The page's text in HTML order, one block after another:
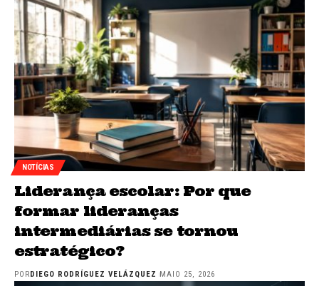
NOTÍCIAS
Liderança escolar: Por que
formar lideranças
intermediárias se tornou
estratégico?
PORDIEGO RODRÍGUEZ VELÁZQUEZ MAIO 25, 2026